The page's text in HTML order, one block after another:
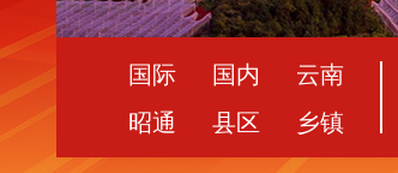
国际 国内
云南
昭通
县区 乡镇